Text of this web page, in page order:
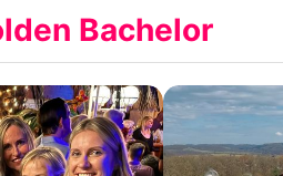
verwalten
Bachelor